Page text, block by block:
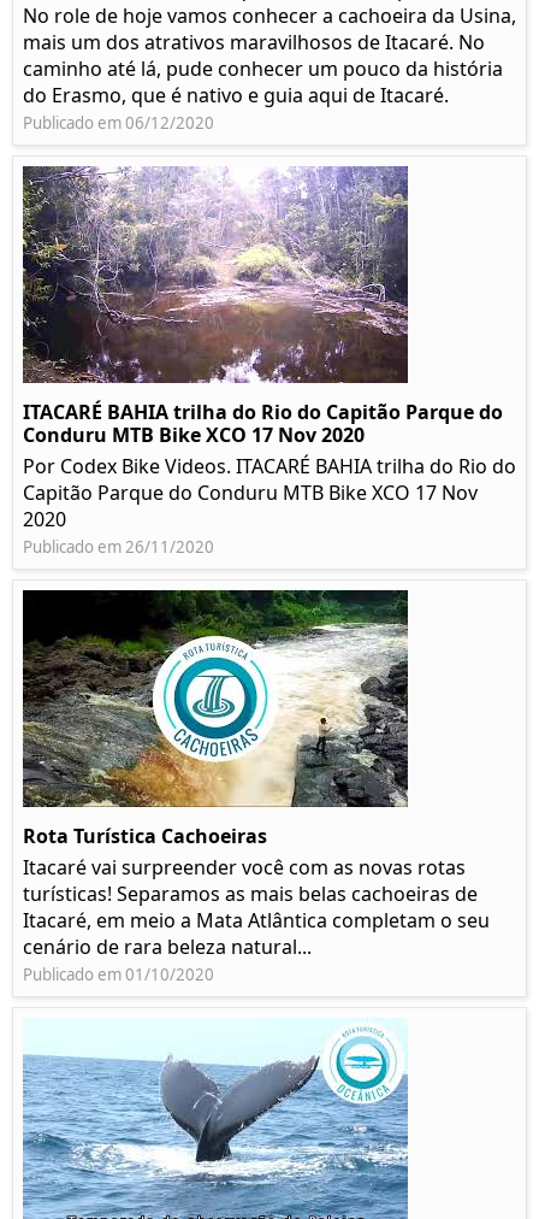
No role de hoje vamos conhecer a cachoeira da Usina,
mais um dos atrativos maravilhosos de Itacaré. No
caminho até lá, pude conhecer um pouco da história
do Erasmo, que é nativo e guia aqui de Itacaré.
Publicado em 06/12/2020
ITACARÉ BAHIA trilha do Rio do Capitão Parque do
Conduru MTB Bike XCO 17 Nov 2020
Por Codex Bike Videos. ITACARÉ BAHIA trilha do Rio do
Capitão Parque do Conduru MTB Bike XCO 17 Nov
2020
Publicado em 26/11/2020
Rota Turística Cachoeiras
Itacaré vai surpreender você com as novas rotas
turísticas! Separamos as mais belas cachoeiras de
Itacaré, em meio a Mata Atlântica completam o seu
cenário de rara beleza natural...
Publicado em 01/10/2020